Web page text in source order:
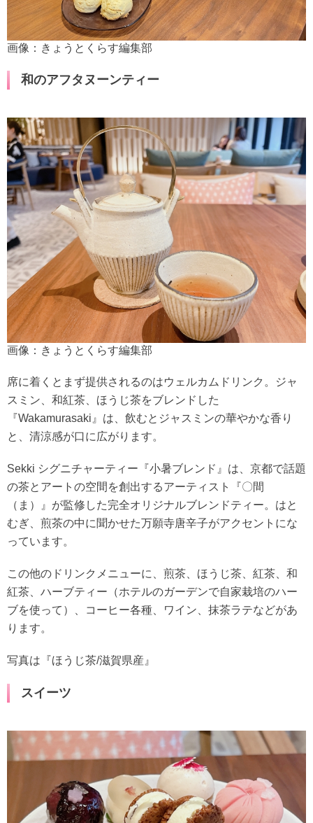
画像：きょうとくらす編集部
和のアフタヌーンティー
画像：きょうとくらす編集部
席に着くとまず提供されるのはウェルカムドリンク。ジャ
スミン、和紅茶、ほうじ茶をブレンドした
『Wakamurasaki』は、飲むとジャスミンの華やかな香り
と、清涼感が口に広がります。
Sekki シグニチャーティー『小暑ブレンド』は、京都で話題
の茶とアートの空間を創出するアーティスト『〇間
（ま）』が監修した完全オリジナルブレンドティー。はと
むぎ、煎茶の中に聞かせた万願寺唐辛子がアクセントにな
っています。
この他のドリンクメニューに、煎茶、ほうじ茶、紅茶、和
紅茶、ハーブティー（ホテルのガーデンで自家栽培のハー
ブを使って）、コーヒー各種、ワイン、抹茶ラテなどがあ
ります。
写真は『ほうじ茶/滋賀県産』
スイーツ